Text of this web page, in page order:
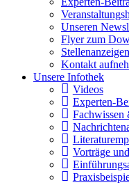
Unseren
Flyer zum
Stellenanzeigen
Kontakt
Unsere Infothek
Videos
Experten-
Fachwissen
Vorträge